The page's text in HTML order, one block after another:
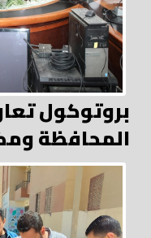
بروتوكول
المحافظة